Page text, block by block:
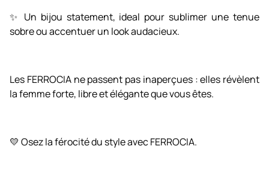
✨ Un bijou statement, ideal pour sublimer une tenue
sobre ou accentuer un look audacieux.
Les FERROCIA ne passent pas inaperçues : elles révèlent
la femme forte, libre et élégante que vous êtes.
💛 Osez la férocité du style avec FERROCIA.